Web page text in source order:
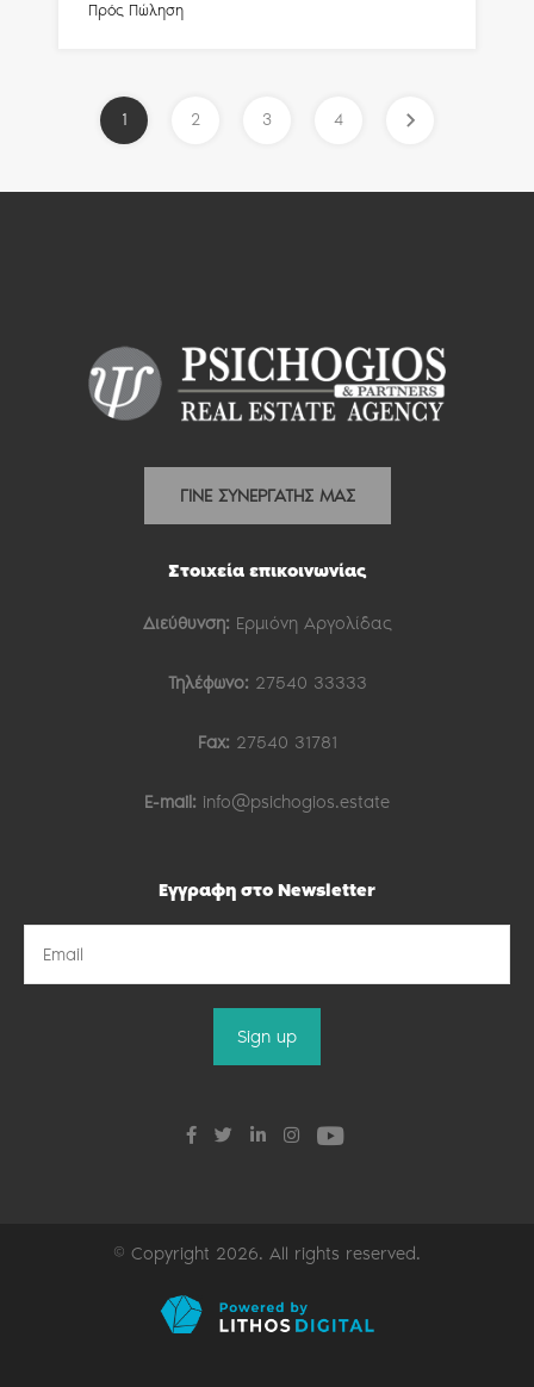
Πρός Πώληση
1 2 3 4
ΓΙΝΕ ΣΥΝΕΡΓΑΤΗΣ ΜΑΣ
Στοιχεία επικοινωνίας
Διεύθυνση: Ερμιόνη Αργολίδας
Τηλέφωνο: 27540 33333
Fax: 27540 31781
E-mail: info@psichogios.estate
Εγγραφη στο Newsletter
© Copyright 2026. All rights reserved.